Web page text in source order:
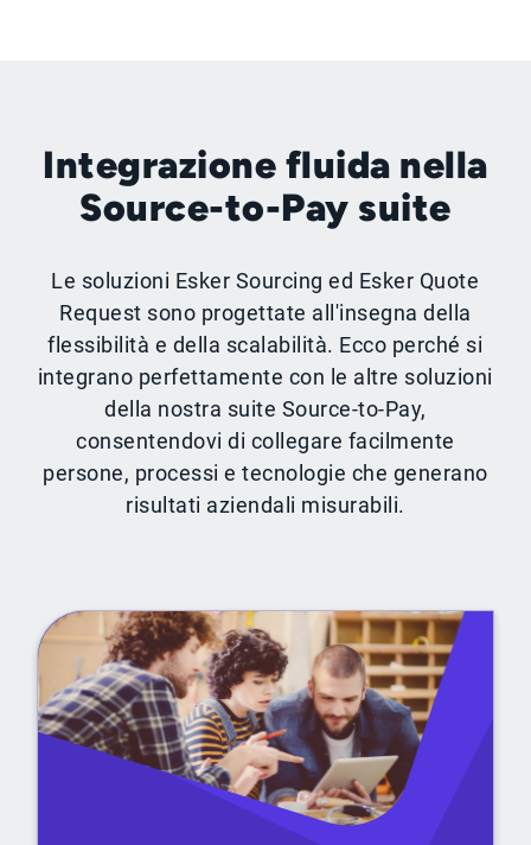
Integrazione fluida nella
Source-to-Pay suite
Le soluzioni Esker Sourcing ed Esker Quote
Request sono progettate all'insegna della
flessibilità e della scalabilità. Ecco perché si
integrano perfettamente con le altre soluzioni
della nostra suite Source-to-Pay,
consentendovi di collegare facilmente
persone, processi e tecnologie che generano
risultati aziendali misurabili.